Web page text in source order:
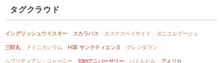
タグクラウド
イングリッシュウイスキー スカラバス カスクスペイサイド
ダニエルブージュ
三郎丸
ドミニカンラム HSE サンテティエンヌ
グレンダラン
へブリディアン・ジャーニー
10thアニバーサリー バトルヒル
アメリカ